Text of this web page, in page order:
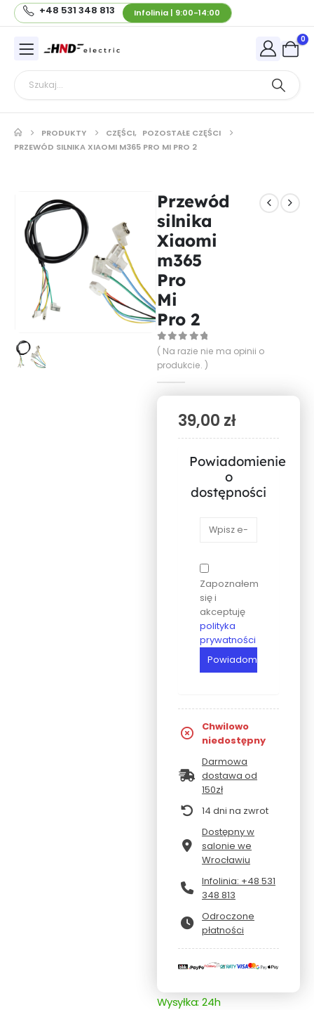
+48 531 348 813 Infolinia | 9:00-14:00
0
PRODUKTY CZĘŚCI, POZOSTAŁE CZĘŚCI
PRZEWÓD SILNIKA XIAOMI M365 PRO MI PRO 2
Przewód
silnika
Xiaomi
m365
Pro
Mi
Pro 2
0out of 5
( Na razie nie ma opinii o
produkcie. )
39,00 zł
Powiadomienie
o
dostępności
Zapoznałem
się i
akceptuję
polityka
prywatności
Chwilowo
niedostępny
Darmowa
dostawa od
150zł
14 dni na zwrot
Dostępny w
salonie we
Wrocławiu
Infolinia: +48 531
348 813
Odroczone
płatności
Wysyłka: 24h